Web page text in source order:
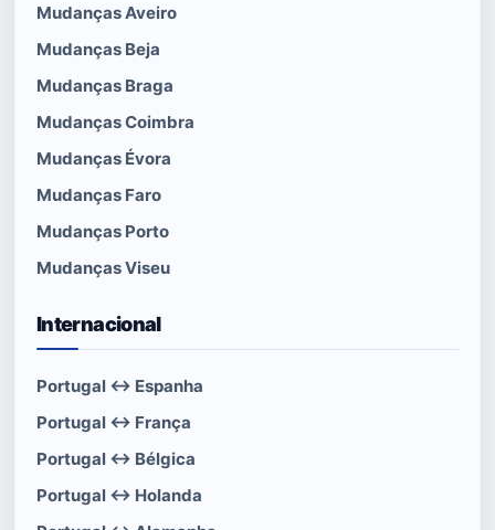
Mudanças Aveiro
Mudanças Beja
Mudanças Braga
Mudanças Coimbra
Mudanças Évora
Mudanças Faro
Mudanças Porto
Mudanças Viseu
Internacional
Portugal ↔ Espanha
Portugal ↔ França
Portugal ↔ Bélgica
Portugal ↔ Holanda